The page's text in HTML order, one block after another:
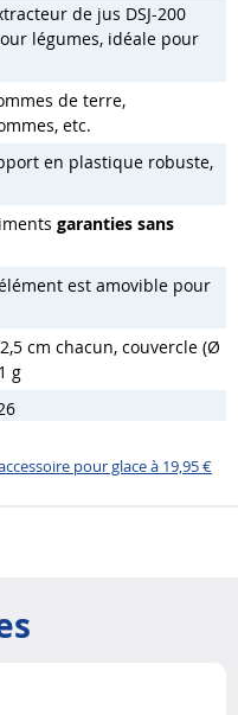
de jus DSJ-200
légumes, idéale pour
de terre,
etc.
en plastique robuste,
garanties sans
est amovible pour
cm chacun, couvercle (Ø
g
pour glace à 19,95 €